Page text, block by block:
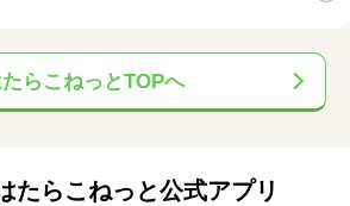
らこねっとTOPへ
たらこねっと公式アプリ